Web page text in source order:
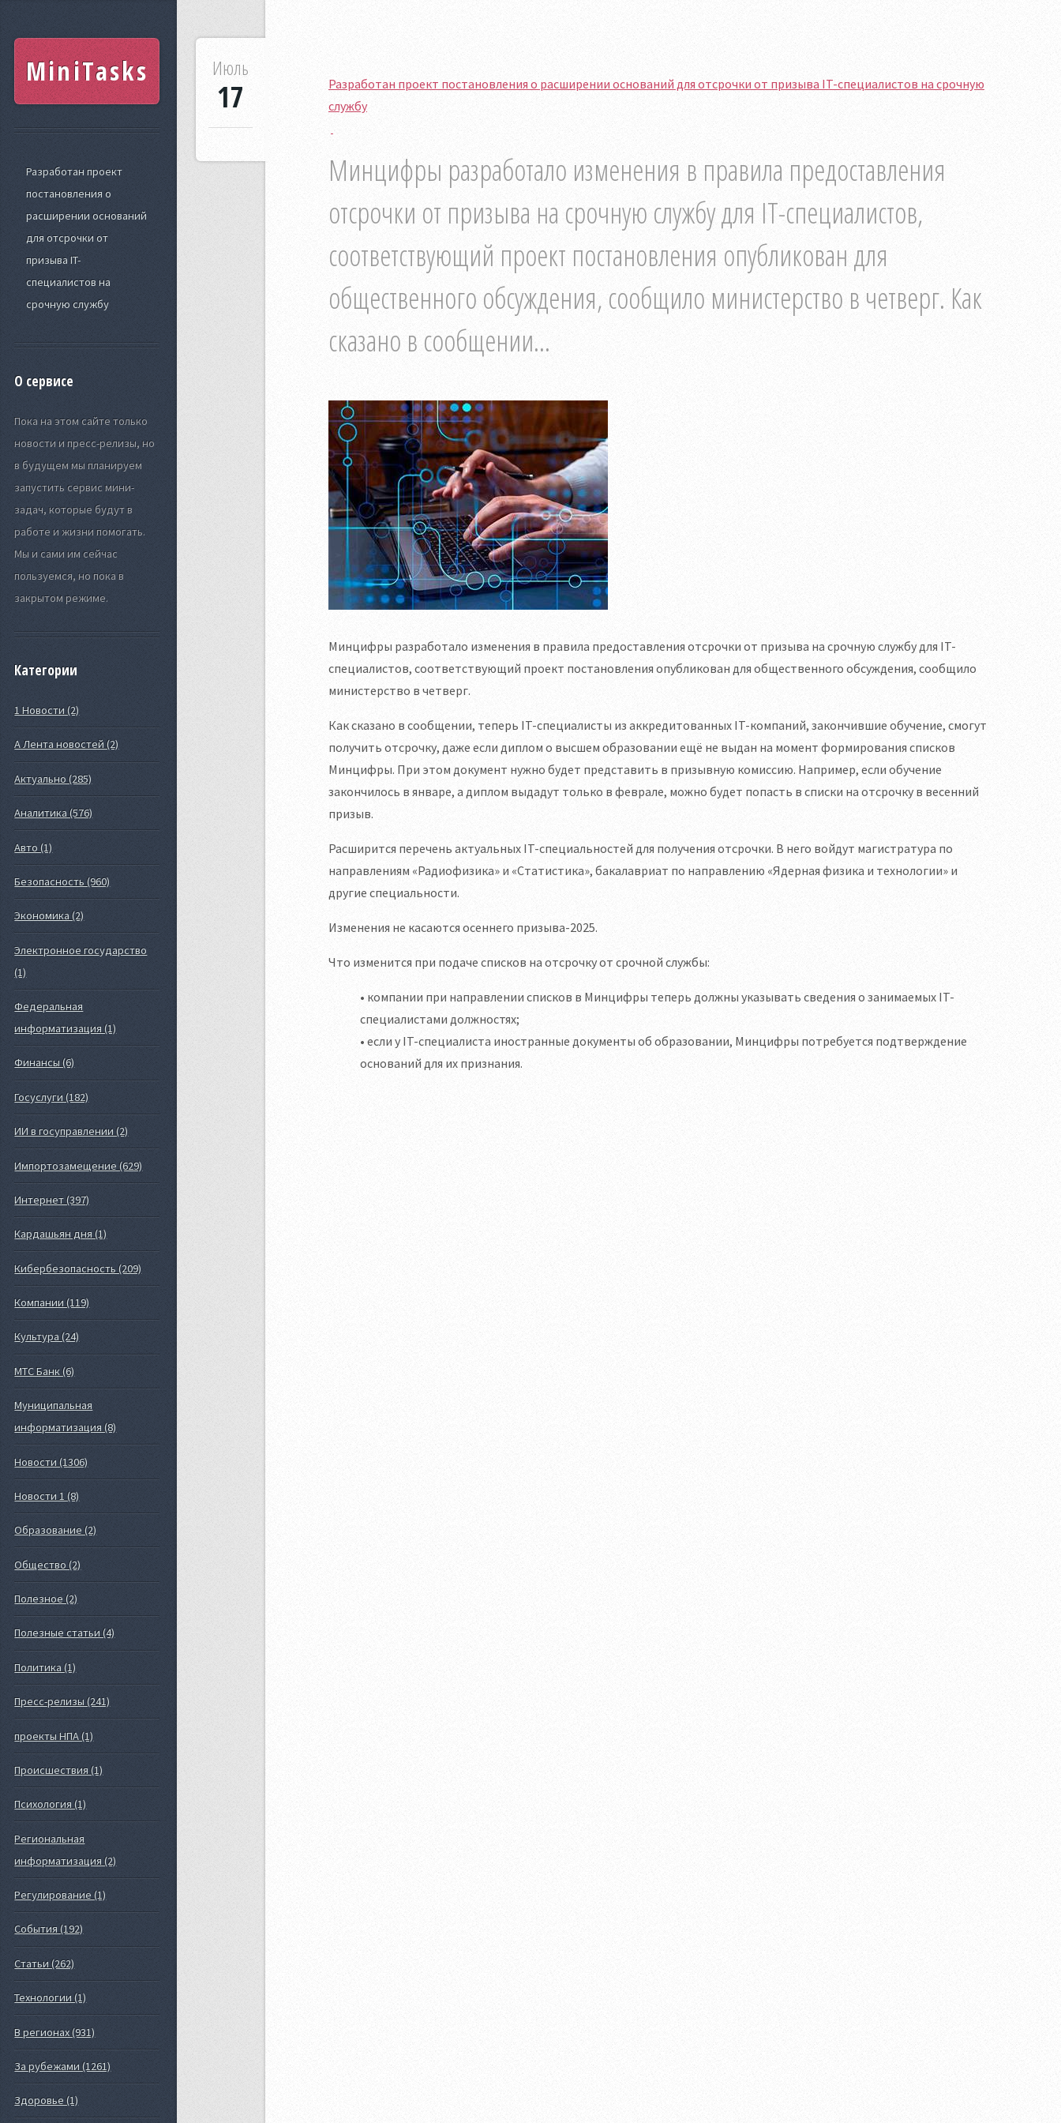
MiniTasks
Разработан проект
постановления о
расширении оснований
для отсрочки от
призыва IT-
специалистов на
срочную службу
О сервисе
Пока на этом сайте только
новости и пресс-релизы, но
в будущем мы планируем
запустить сервис мини-
задач, которые будут в
работе и жизни помогать.
Мы и сами им сейчас
пользуемся, но пока в
закрытом режиме.
Категории
1 Новости (2)
А Лента новостей (2)
Актуально (285)
Аналитика (576)
Авто (1)
Безопасность (960)
Экономика (2)
Электронное государство
(1)
Федеральная
информатизация (1)
Финансы (6)
Госуслуги (182)
ИИ в госуправлении (2)
Импортозамещение (629)
Интернет (397)
Кардашьян дня (1)
Кибербезопасность (209)
Компании (119)
Культура (24)
МТС Банк (6)
Муниципальная
информатизация (8)
Новости (1306)
Новости 1 (8)
Образование (2)
Общество (2)
Полезное (2)
Полезные статьи (4)
Политика (1)
Пресс-релизы (241)
проекты НПА (1)
Происшествия (1)
Психология (1)
Региональная
информатизация (2)
Регулирование (1)
События (192)
Статьи (262)
Технологии (1)
В регионах (931)
За рубежами (1261)
Здоровье (1)
Разработан проект постановления о расширении оснований для отсрочки от призыва IT-специалистов на срочную
службу
Минцифры разработало изменения в правила предоставления
отсрочки от призыва на срочную службу для IT-специалистов,
соответствующий проект постановления опубликован для
общественного обсуждения, сообщило министерство в четверг. Как
сказано в сообщении...
Июль
17
Минцифры разработало изменения в правила предоставления отсрочки от призыва на срочную службу для IT-
специалистов, соответствующий проект постановления опубликован для общественного обсуждения, сообщило
министерство в четверг.
Как сказано в сообщении, теперь IT-специалисты из аккредитованных IT-компаний, закончившие обучение, смогут
получить отсрочку, даже если диплом о высшем образовании ещё не выдан на момент формирования списков
Минцифры. При этом документ нужно будет представить в призывную комиссию. Например, если обучение
закончилось в январе, а диплом выдадут только в феврале, можно будет попасть в списки на отсрочку в весенний
призыв.
Расширится перечень актуальных IT-специальностей для получения отсрочки. В него войдут магистратура по
направлениям «Радиофизика» и «Статистика», бакалавриат по направлению «Ядерная физика и технологии» и
другие специальности.
Изменения не касаются осеннего призыва-2025.
Что изменится при подаче списков на отсрочку от срочной службы:
• компании при направлении списков в Минцифры теперь должны указывать сведения о занимаемых IT-
специалистами должностях;
• если у IT-специалиста иностранные документы об образовании, Минцифры потребуется подтверждение
оснований для их признания.